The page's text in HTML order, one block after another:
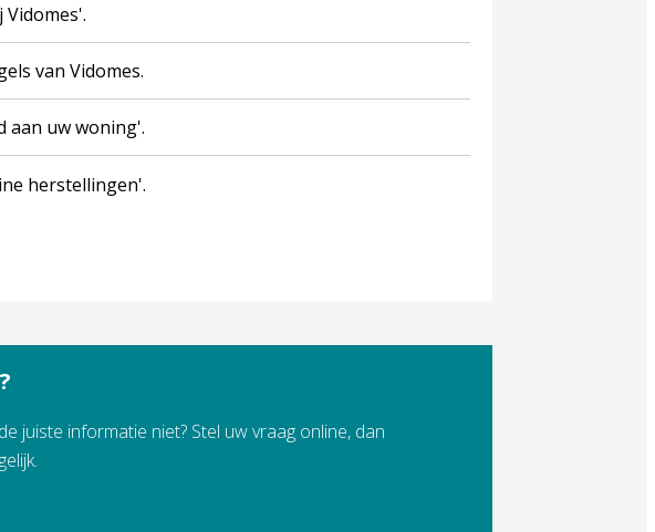
Vidomes'.
van Vidomes.
aan uw woning'.
herstellingen'.
juiste informatie niet? Stel uw vraag online, dan